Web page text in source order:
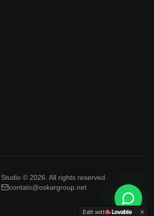
© 2026 All rights reserved.
contato@oskargroup.net
Edit with